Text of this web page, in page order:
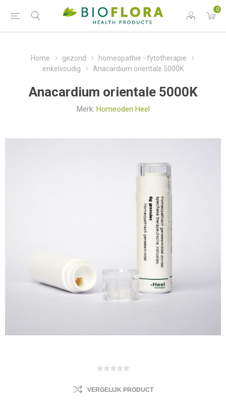
0
Home gezond
homeopathie - fytotherapie
enkelvoudig
Anacardium orientale 5000K
Anacardium orientale 5000K
Merk: Homeoden Heel
VERGELIJK PRODUCT